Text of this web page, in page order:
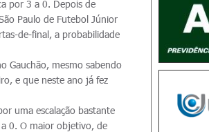
por 3 a 0. Depois de
Paulo de Futebol Júnior
de-final, a probabilidade
Gauchão, mesmo sabendo
e que neste ano já fez
uma escalação bastante
0. O maior objetivo, de